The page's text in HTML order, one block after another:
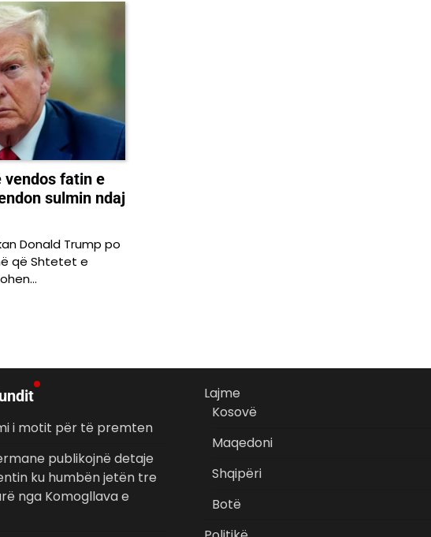
vendos fatin e
sulmin ndaj
Donald Trump po
që Shtetet e
i motit për të premten
publikojnë detaje
ku humbën jetën tre
nga Komogllava e
Lajme
Kosovë
Maqedoni
Shqipëri
Botë